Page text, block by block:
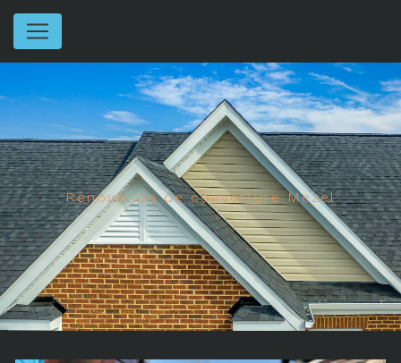
Panneau de gestion des cookies
Rénovation de couverture Mezel